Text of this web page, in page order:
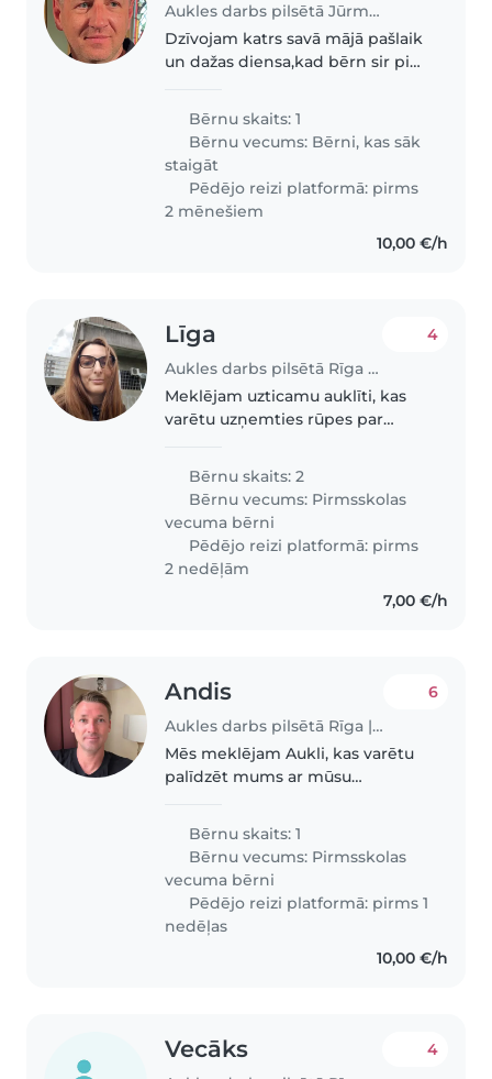
Aukles darbs pilsētā Jūrmala | Babysits
Dzīvojam katrs savā mājā pašlaik
un dažas diensa,kad bērn sir pie
varu pastrādat pie datora, un
bērns ar auklīti var spēlēties.
Bērnu skaits: 1
Bērnu vecums: Bērni, kas sāk
staigāt
Pēdējo reizi platformā: pirms
2 mēnešiem
10,00 €/h
Līga
Aukles darbs pilsētā Rīga | Babysits
4
Meklējam uzticamu auklīti, kas
varētu uzņemties rūpes par
draudzīgajiem un rotaļīgajiem
pirmsskolas vecuma bērniem.
Mēs vēlētos, lai auklīte varētu
pieskaitīt..
Bērnu skaits: 2
Bērnu vecums: Pirmsskolas
vecuma bērni
Pēdējo reizi platformā: pirms
2 nedēļām
7,00 €/h
Andis
Aukles darbs pilsētā Rīga | Babysits
6
Mēs meklējam Aukli, kas varētu
palīdzēt mums ar mūsu
mūsu dzīvē ir fantastiska
sportiste. Mēs vēlamies, ka Auklis
būtu gatava/-s ēst gatavot. Esam..
Bērnu skaits: 1
Bērnu vecums: Pirmsskolas
vecuma bērni
Pēdējo reizi platformā: pirms 1
nedēļas
10,00 €/h
Vecāks 4